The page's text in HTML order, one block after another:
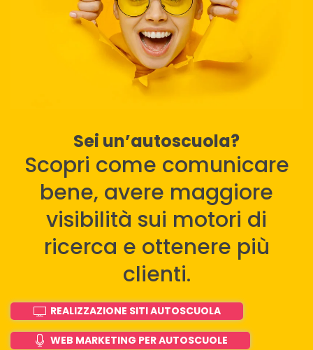
Sei un’autoscuola?
Scopri come comunicare
bene, avere maggiore
visibilità sui motori di
ricerca e ottenere più
clienti.
REALIZZAZIONE SITI AUTOSCUOLA
WEB MARKETING PER AUTOSCUOLE